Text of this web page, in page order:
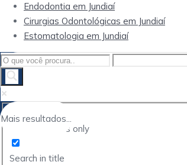
Endodontia em Jundiaí
Cirurgias Odontológicas em Jundiaí
Estomatologia em Jundiaí
Mais resultados...
Exact matches only
Search in title